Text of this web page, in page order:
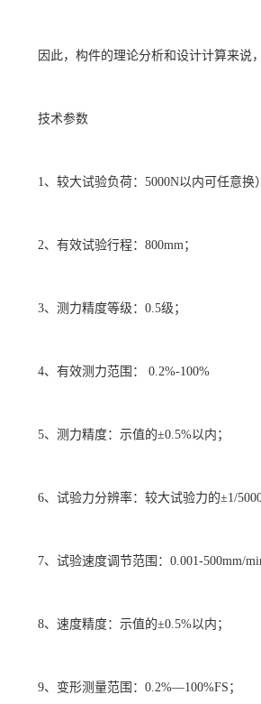
因此，构件的理论分析和设计计算来说
技术参数
1、较大试验负荷：5000N以内可任意换
2、有效试验行程：800mm；
3、测力精度等级：0.5级；
4、有效测力范围： 0.2%-100%
5、测力精度：示值的±0.5%以内；
6、试验力分辨率：较大试验力的±1/
7、试验速度调节范围：0.001-500mm/
8、速度精度：示值的±0.5%以内；
9、变形测量范围：0.2%—100%FS；